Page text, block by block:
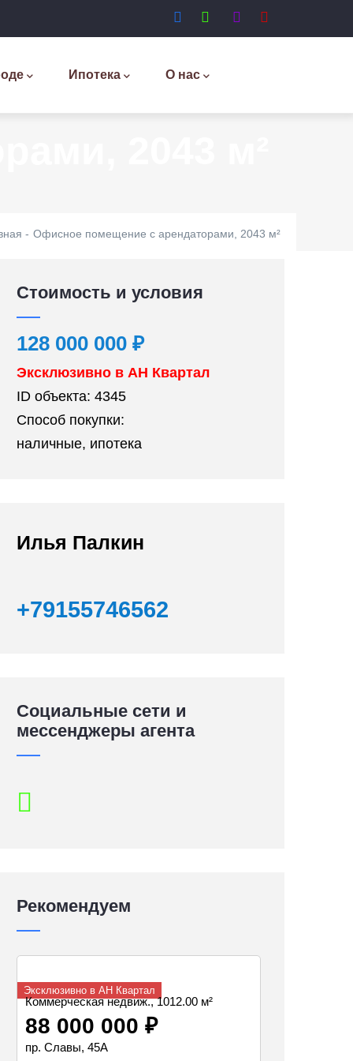
Ипотека О нас
- Офисное помещение с арендаторами, 2043 м²
Стоимость и условия
128 000 000 ₽
Эксклюзивно в АН Квартал
ID объекта: 4345
Способ покупки:
наличные, ипотека
Илья Палкин
+79155746562
Социальные сети и
мессенджеры агента
Рекомендуем
Эксклюзивно в АН Квартал
Коммерческая недвиж., 1012.00 м²
88 000 000 ₽
пр. Славы, 45А